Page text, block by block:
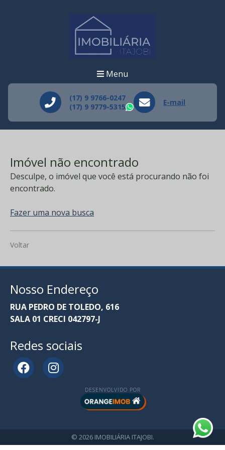
Menu
(17) 9 9766-0247
(17) 9 9779-5315
WhatsApp
E-mail
Imóvel não encontrado
Desculpe, o imóvel que você está procurando não foi
encontrado.
Fazer uma nova busca
Voltar
Nosso Endereço
RUA PEDRO DE TOLEDO, 616
SALA 01 CRECI 042797-J
Redes sociais
DESENVOLVIDO POR
© 2026 IMOBILIÁRIA ITAJOBI.